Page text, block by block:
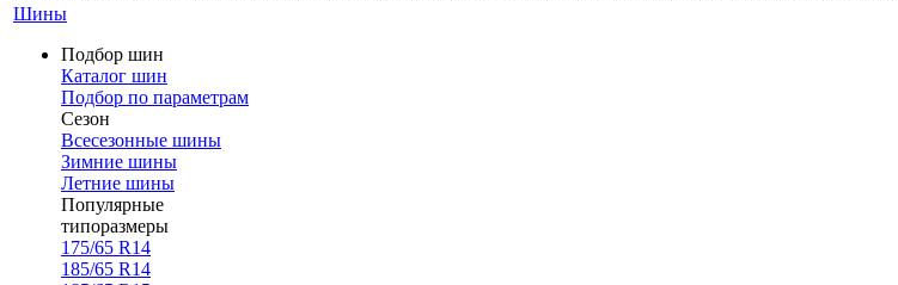
Шины
Подбор шин
Каталог шин
Подбор по параметрам
Сезон
Всесезонные шины
Зимние шины
Летние шины
Популярные
типоразмеры
175/65 R14
185/65 R14